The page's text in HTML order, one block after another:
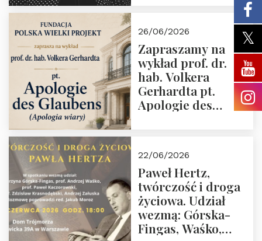
medalem “Odwaga i
przez Fundację
Polska Wielki
Projekt
26/06/2026
Zapraszamy na
wykład prof. dr.
hab. Volkera
Gerhardta pt.
Apologie des
02.07.2026 r. godz.
18:00.
22/06/2026
Paweł Hertz,
twórczość i droga
życiowa. Udział
wezmą: Górska-
Fingas, Waśko,